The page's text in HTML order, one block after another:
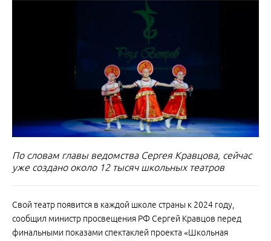
По словам главы ведомства Сергея Кравцова, сейчас
уже создано около 12 тысяч школьных театров
Свой театр появится в каждой школе страны к 2024 году,
сообщил министр просвещения РФ Сергей Кравцов перед
финальными показами спектаклей проекта «Школьная